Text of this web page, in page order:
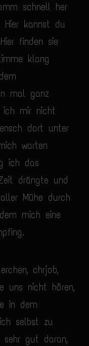
schnell her
Hier kannst du
finden sie
klang
mal ganz
ich mir nicht
dort unter
warten
ich das
drängte und
Mühe durch
mich eine
chrjob,
uns nicht hören,
in dem
selbst zu
gut daran,